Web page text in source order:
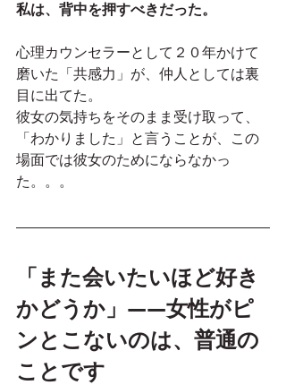
私は、背中を押すべきだった。
心理カウンセラーとして２０年かけて
磨いた「共感力」が、仲人としては裏
目に出てた。
彼女の気持ちをそのまま受け取って、
「わかりました」と言うことが、この
場面では彼女のためにならなかっ
た。。。
「また会いたいほど好き
かどうか」——女性がピ
ンとこないのは、普通の
ことです